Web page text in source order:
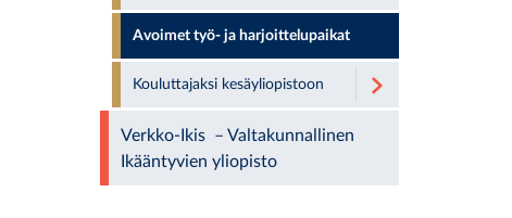
Avoimet työ- ja harjoittelupaikat
Kouluttajaksi kesäyliopistoon
Verkko-Ikis – Valtakunnallinen
Ikääntyvien yliopisto